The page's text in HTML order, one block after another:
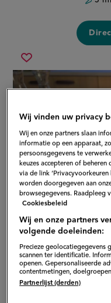
Sla
recept
op
Gepubliceerd op: 10-
Bewerkt op: 10-11-
Wij vinden uw privacy
Wij en onze partners slaan
informatie op een apparaat,
persoonsgegevens te
keuzes accepteren of
via de link ‘Privacyvoorkeuren
worden doorgegeven aan
browsegegevens. Raadpleeg
Cookiesbeleid
Wij en onze partners
volgende doeleinden:
Precieze geolocatiegegevens
scannen ter identificatie.
openen. Gepersonaliseerde
contentmetingen,
Partnerlijst (derden)